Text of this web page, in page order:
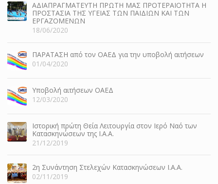
ΑΔΙΑΠΡΑΓΜΑΤΕΥΤΗ ΠΡΩΤΗ ΜΑΣ ΠΡΟΤΕΡΑΙΟΤΗΤΑ Η
ΠΡΟΣΤΑΣΙΑ ΤΗΣ ΥΓΕΙΑΣ ΤΩΝ ΠΑΙΔΙΩΝ ΚΑΙ ΤΩΝ
ΕΡΓΑΖΟΜΕΝΩΝ
18/06/2020
ΠΑΡΑΤΑΣΗ από τον ΟΑΕΔ για την υποβολή αιτήσεων
01/04/2020
Υποβολή αιτήσεων ΟΑΕΔ
12/03/2020
Ιστορική πρώτη Θεία Λειτουργία στον Ιερό Ναό των
Κατασκηνώσεων της Ι.Α.Α.
21/12/2019
2η Συνάντηση Στελεχών Κατασκηνώσεων Ι.Α.Α.
02/11/2019